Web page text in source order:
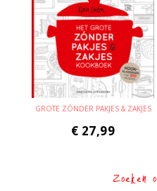
GROTE ZÓNDER PAKJES & ZAKJES
€ 27,99
Zoeken